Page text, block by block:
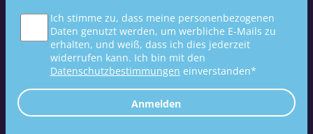
Ich stimme zu, dass meine personenbezogenen
Daten genutzt werden, um werbliche E-Mails zu
erhalten, und weiß, dass ich dies jederzeit
widerrufen kann. Ich bin mit den
Datenschutzbestimmungen einverstanden*
Anmelden